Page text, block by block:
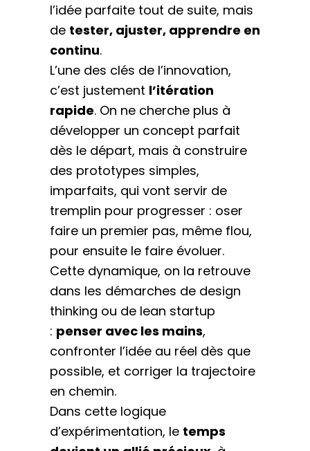
l’idée parfaite tout de suite, mais
de tester, ajuster, apprendre en
continu.
L’une des clés de l’innovation,
c’est justement l’itération
rapide. On ne cherche plus à
développer un concept parfait
dès le départ, mais à construire
des prototypes simples,
imparfaits, qui vont servir de
tremplin pour progresser : oser
faire un premier pas, même flou,
pour ensuite le faire évoluer.
Cette dynamique, on la retrouve
dans les démarches de design
thinking ou de lean startup
: penser avec les mains,
confronter l’idée au réel dès que
possible, et corriger la trajectoire
en chemin.
Dans cette logique
d’expérimentation, le temps